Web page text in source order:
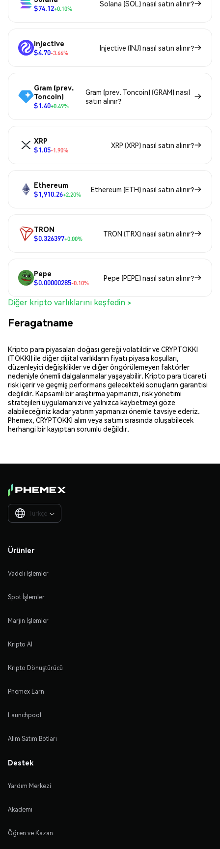
$74.12+0.10%
Solana (SOL) nasıl satın alınır?
Injective
$4.70-3.66%
Injective (INJ) nasıl satın alınır?
Gram (prev.
Toncoin)
$1.40+0.49%
Gram (prev. Toncoin) (GRAM) nasıl
satın alınır?
XRP
$1.05-1.90%
XRP (XRP) nasıl satın alınır?
Ethereum
$1,910.26+2.20%
Ethereum (ETH) nasıl satın alınır?
TRON
$0.326397+0.00%
TRON (TRX) nasıl satın alınır?
Pepe
$0.00000285-0.10%
Pepe (PEPE) nasıl satın alınır?
Diğer kripto varlıklarını keşfedin >
Feragatname
Kripto para piyasaları doğası gereği volatildir ve CRYPTOKKI
(TOKKI) ile diğer dijital varlıkların fiyatı piyasa koşulları,
düzenleyici değişiklikler ve diğer öngörülemeyen faktörler
nedeniyle önemli dalgalanmalar yaşayabilir. Kripto para ticareti
risk içerir ve geçmiş performans gelecekteki sonuçların garantisi
değildir. Kapsamlı bir araştırma yapmanızı, risk yönetimi
stratejileri uygulamanızı ve yalnızca kaybetmeyi göze
alabileceğiniz kadar yatırım yapmanızı önemle tavsiye ederiz.
Phemex, CRYPTOKKI alım veya satımı sırasında oluşabilecek
herhangi bir kayıptan sorumlu değildir.
Türkçe 
Ürünler
Vadeli İşlemler
Spot İşlemler
Marjin İşlemler
Kripto Al
Kripto Dönüştürücü
Phemex Earn
Launchpool
Alım Satım Botları
Destek
Yardım Merkezi
Akademi
Öğren ve Kazan